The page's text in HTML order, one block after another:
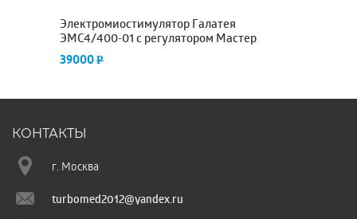
Электромиостимулятор Галатея
ЭМС4/400-01 с регулятором Мастер
39000 P
КОНТАКТЫ
г. Москва
turbomed2012@yandex.ru